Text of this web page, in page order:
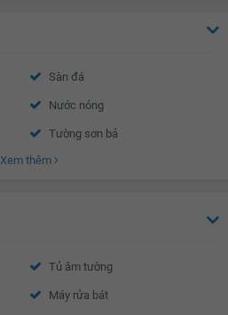
Sàn đá
Nước nóng
Tường sơn bả
Cửa khung nhôm kính
Xem thêm
Tủ âm tường
Máy rửa bát